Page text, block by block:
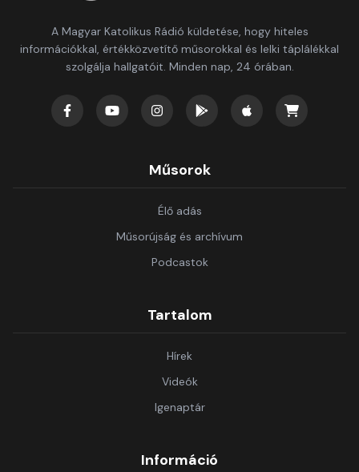
A Magyar Katolikus Rádió küldetése, hogy hiteles
információkkal, értékközvetítő műsorokkal és lelki táplálékkal
szolgálja hallgatóit. Minden nap, 24 órában.
Műsorok
Élő adás
Műsorújság és archívum
Podcastok
Tartalom
Hírek
Videók
Igenaptár
Információ